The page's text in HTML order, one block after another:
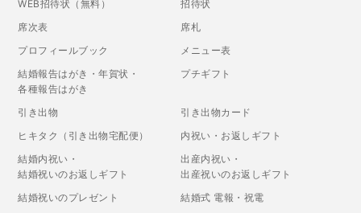
WEB招待状（無料）
招待状
席次表
席札
プロフィールブック
メニュー表
結婚報告はがき・年賀状・
各種報告はがき
プチギフト
引き出物
引き出物カード
ヒキタク（引き出物宅配便）
内祝い・お返しギフト
結婚内祝い・
結婚祝いのお返しギフト
出産内祝い・
出産祝いのお返しギフト
結婚祝いのプレゼント
結婚式 電報・祝電